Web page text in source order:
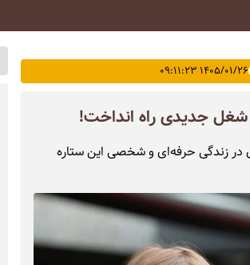
۱۴۰۵/۰۱/۲۶ ۰۹:۱۱:۲۳
شغل جدیدی راه انداخت!
در زندگی حرفه‌ای و شخصی این ستاره